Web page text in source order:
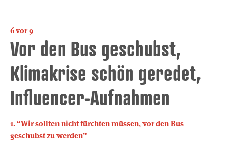
6 vor 9
Vor den Bus geschubst,
Klimakrise schön geredet,
Influencer-Aufnahmen
1. “Wir sollten nicht fürchten müssen, vor den Bus
geschubst zu werden”